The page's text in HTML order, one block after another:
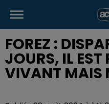
FOREZ :
JOURS, IL EST
VIVANT MAIS